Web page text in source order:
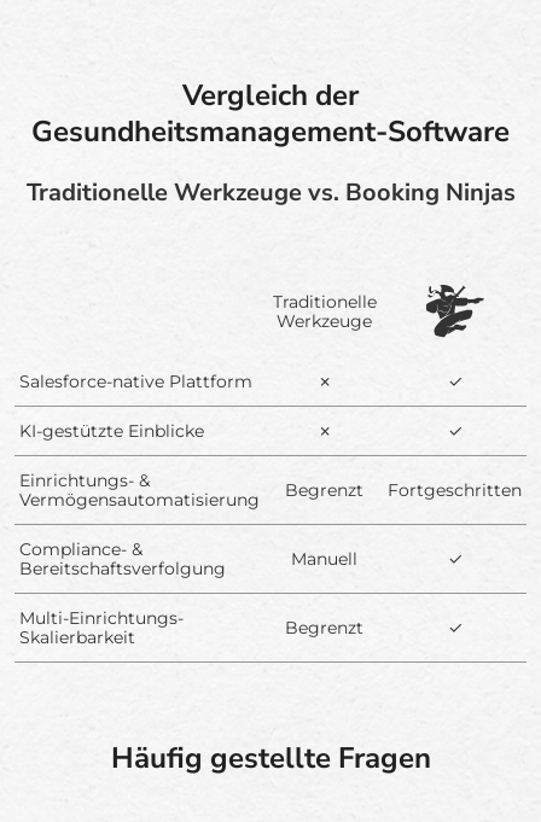
Vergleich der
Gesundheitsmanagement-Software
Traditionelle Werkzeuge vs. Booking Ninjas
Traditionelle
Werkzeuge
Salesforce-native Plattform ✗ ✓
KI-gestützte Einblicke ✗ ✓
Einrichtungs- &
Vermögensautomatisierung
Begrenzt Fortgeschritten
Compliance- &
Bereitschaftsverfolgung
Manuell ✓
Multi-Einrichtungs-
Skalierbarkeit
Begrenzt ✓
Häufig gestellte Fragen